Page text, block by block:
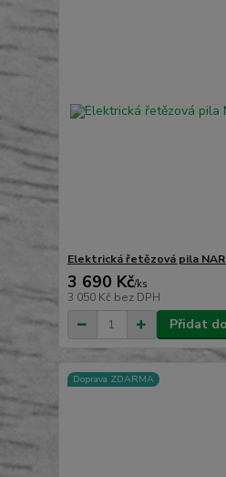
Elektrická řetězová pila
3 690 Kč/ks
3 050 Kč bez DPH
Přidat
Doprava ZDARMA